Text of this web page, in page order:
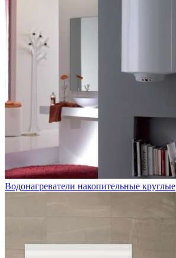
Водонагреватели накопительные круглые